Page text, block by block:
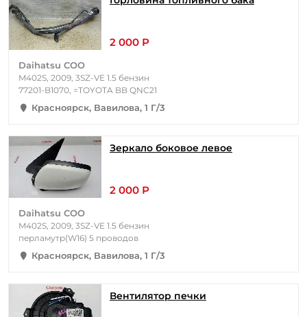
2 000 Р
Daihatsu COO
M402S, 2009, 3SZ-VE 1.5 бензин
77201-B1070, =TOYOTA BB QNC21
Красноярск, Вавилова, 1 Г/3
Зеркало боковое левое
2 000 Р
Daihatsu COO
M402S, 2009, 3SZ-VE 1.5 бензин
перламутр(W16) 5 проводов
Красноярск, Вавилова, 1 Г/3
Вентилятор печки